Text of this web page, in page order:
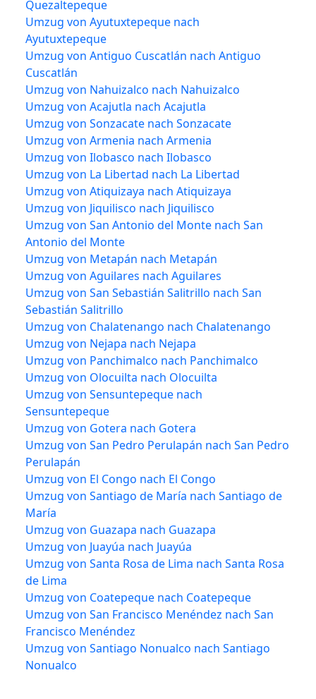
Quezaltepeque
Umzug von Ayutuxtepeque nach
Ayutuxtepeque
Umzug von Antiguo Cuscatlán nach Antiguo
Cuscatlán
Umzug von Nahuizalco nach Nahuizalco
Umzug von Acajutla nach Acajutla
Umzug von Sonzacate nach Sonzacate
Umzug von Armenia nach Armenia
Umzug von Ilobasco nach Ilobasco
Umzug von La Libertad nach La Libertad
Umzug von Atiquizaya nach Atiquizaya
Umzug von Jiquilisco nach Jiquilisco
Umzug von San Antonio del Monte nach San
Antonio del Monte
Umzug von Metapán nach Metapán
Umzug von Aguilares nach Aguilares
Umzug von San Sebastián Salitrillo nach San
Sebastián Salitrillo
Umzug von Chalatenango nach Chalatenango
Umzug von Nejapa nach Nejapa
Umzug von Panchimalco nach Panchimalco
Umzug von Olocuilta nach Olocuilta
Umzug von Sensuntepeque nach
Sensuntepeque
Umzug von Gotera nach Gotera
Umzug von San Pedro Perulapán nach San Pedro
Perulapán
Umzug von El Congo nach El Congo
Umzug von Santiago de María nach Santiago de
María
Umzug von Guazapa nach Guazapa
Umzug von Juayúa nach Juayúa
Umzug von Santa Rosa de Lima nach Santa Rosa
de Lima
Umzug von Coatepeque nach Coatepeque
Umzug von San Francisco Menéndez nach San
Francisco Menéndez
Umzug von Santiago Nonualco nach Santiago
Nonualco